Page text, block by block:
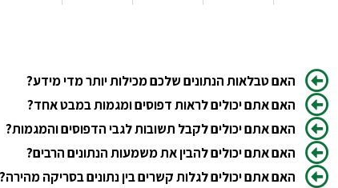
האם טבלאות הנתונים שלכם מכילות יותר מדי מידע?
האם אתם יכולים לראות דפוסים ומגמות במבט אחד?
האם אתם יכולים לקבל תשובות לגבי הדפוסים והמגמות?
האם אתם יכולים להבין את משמעות הנתונים הרבים?
האם אתם יכולים לגלות קשרים בין נתונים בסריקה מהירה?